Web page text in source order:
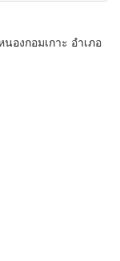
งกอมเกาะ อำเภอ